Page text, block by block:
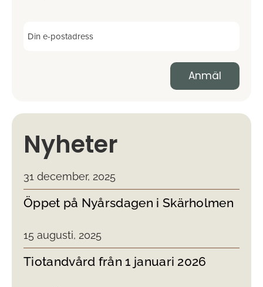
Nyheter
31 december, 2025
Öppet på Nyårsdagen i Skärholmen
15 augusti, 2025
Tiotandvård från 1 januari 2026